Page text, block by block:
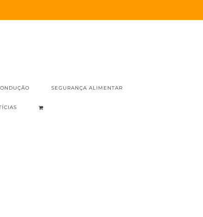
SEGURANÇA ALIMENTAR